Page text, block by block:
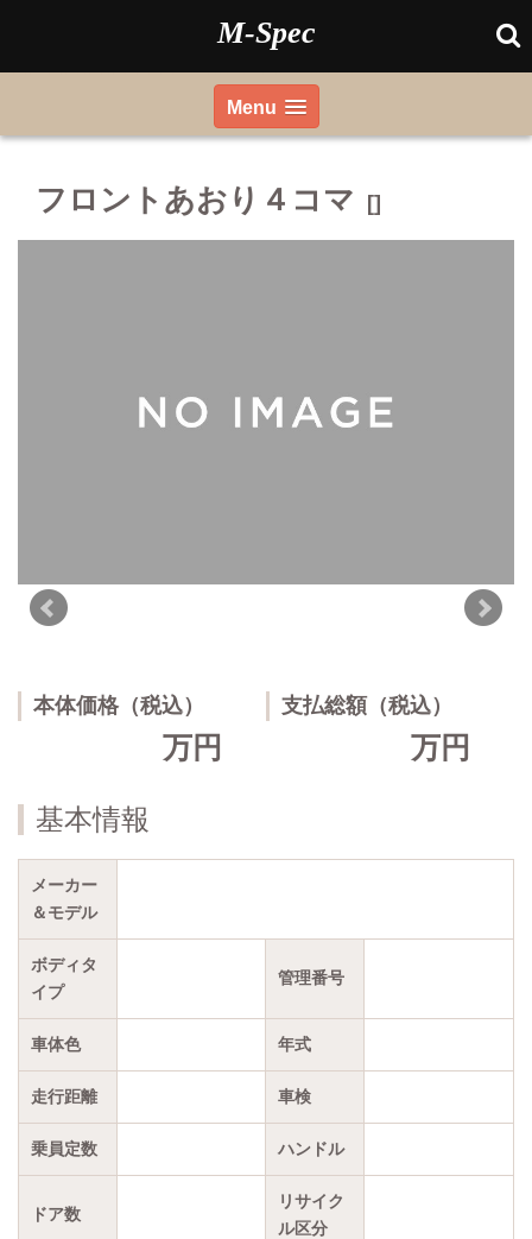
M-Spec
Menu
フロントあおり４コマ []
本体価格（税込）
万円
支払総額（税込）
万円
基本情報
メーカー
＆モデル
ボディタ
イプ
管理番号
車体色 年式
走行距離 車検
乗員定数 ハンドル
ドア数
リサイク
ル区分